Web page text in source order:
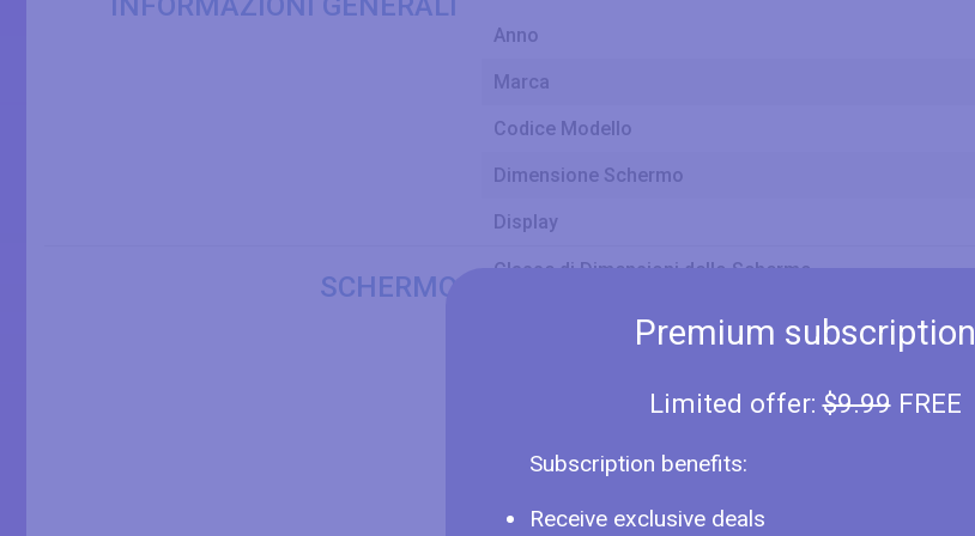
Premium subscription
Limited offer:$9.99FREE
Subscription benefits:
Receive exclusive deals
Anno
Marca
Codice Modello
Dimensione Schermo
Display
SCHERMO
Classe di Dimensioni dello Schermo
Dimensione Diagonale
Larghezza dello Schermo